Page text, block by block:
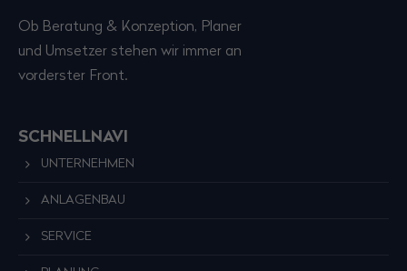
Ob Beratung & Konzeption, Planer
und Umsetzer stehen wir immer an
vorderster Front.
SCHNELLNAVI
UNTERNEHMEN
ANLAGENBAU
SERVICE